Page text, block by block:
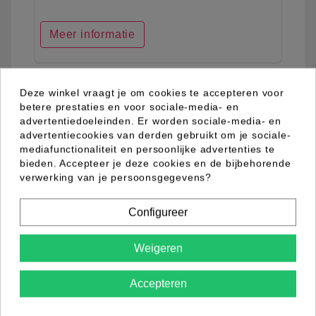
Meer informatie
Nieuw
favorite_border
Deze winkel vraagt je om cookies te accepteren voor
betere prestaties en voor sociale-media- en
advertentiedoeleinden. Er worden sociale-media- en
advertentiecookies van derden gebruikt om je sociale-
mediafunctionaliteit en persoonlijke advertenties te
bieden. Accepteer je deze cookies en de bijbehorende
verwerking van je persoonsgegevens?
Configureer
Weigeren
Accepteren